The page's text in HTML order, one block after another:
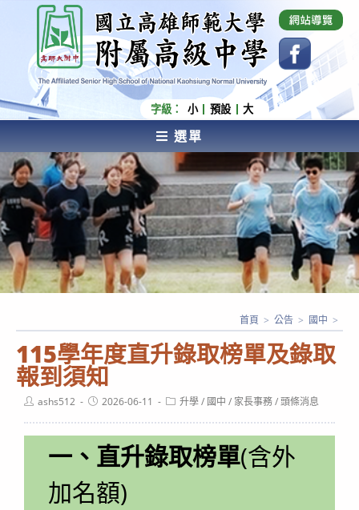
內
容
國立高雄師範大學附屬高級中學 Affiliated Senior
High School of National Kaohsiung Normal
University
字級： 小 預設 大
選單
AFFILIATED SENIOR HIGH SCHOOL OF NATIONAL
KAOHSIUNG NORMAL UNIVERSITY
115學年度直升錄取榜單及錄取
報到須知
首頁 > 公告 > 國中 >
Postashs512
Post2026-06-11
Post升學/ 國中 / 家長事務/頭條消息
一、直升錄取榜單(含外
加名額)